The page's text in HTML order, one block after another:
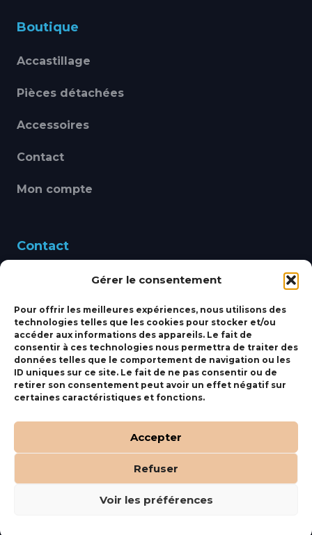
Gérer le consentement
Pour offrir les meilleures expériences, nous utilisons des
technologies telles que les cookies pour stocker et/ou
accéder aux informations des appareils. Le fait de
consentir à ces technologies nous permettra de traiter des
données telles que le comportement de navigation ou les
ID uniques sur ce site. Le fait de ne pas consentir ou de
retirer son consentement peut avoir un effet négatif sur
certaines caractéristiques et fonctions.
Accepter
Refuser
Voir les préférences
Boutique
Accastillage
Pièces détachées
Accessoires
Contact
Mon compte
Contact
460 Avenue Alain Le
bbsmarine@bbs-
marine.fr
Fixe:04 27 50 24 50
Mobile:06 69 44 48 83
Orocom .